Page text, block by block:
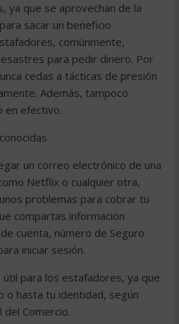
ya que se aprovechan de la
sacar un beneficio
comúnmente,
para pedir dinero. Por
cedas a tácticas de presión
Además, tampoco
en efectivo.
un correo electrónico de una
Netflix o cualquier otra,
problemas para cobrar tu
compartas información
cuenta, número de Seguro
iniciar sesión.
para los estafadores, ya que
o hasta tu identidad, según
del Comercio.